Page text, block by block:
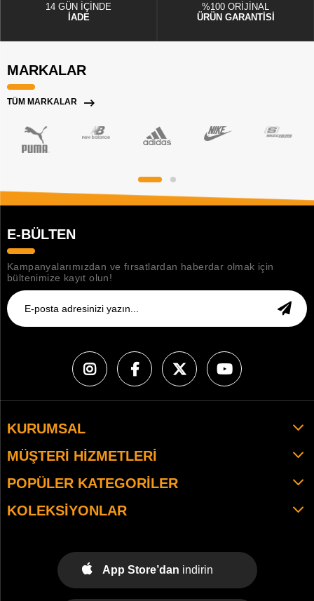
14 GÜN İÇİNDE
İADE
%100 ORİJİNAL
ÜRÜN GARANTİSİ
MARKALAR
TÜM MARKALAR
E-BÜLTEN
Kampanyalarımızdan ve fırsatlardan haberdar olmak için
bültenimize kayıt olun!
KURUMSAL
MÜŞTERI HIZMETLERI
POPÜLER KATEGORILER
KOLEKSIYONLAR
App Store’dan indirin